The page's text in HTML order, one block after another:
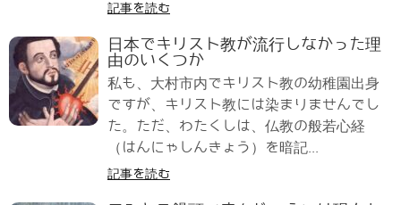
記事を読む
日本でキリスト教が流行しなかった理
由のいくつか
私も、大村市内でキリスト教の幼稚園出身
ですが、キリスト教には染まりませんでし
た。ただ、わたくしは、仏教の般若心経
（はんにゃしんきょう）を暗記...
記事を読む